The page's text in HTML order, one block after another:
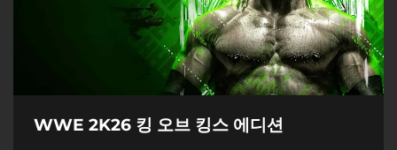
WWE 2K26 킹 오브 킹스 에디션